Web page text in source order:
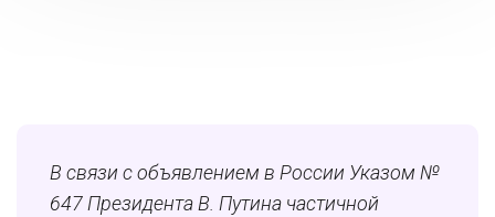
В связи с объявлением в России Указом №
647 Президента В. Путина частичной